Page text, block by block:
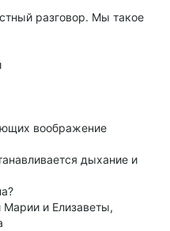
разговор. Мы такое
воображение
дыхание и
Марии и Елизаветы,